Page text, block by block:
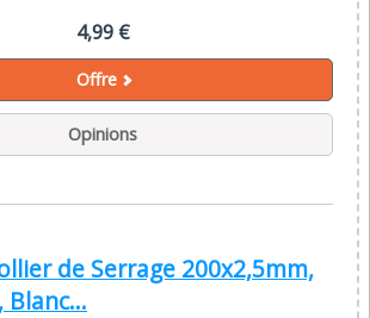
4,99 €
Offre
Opinions
de Serrage 200x2,5mm,
Blanc...